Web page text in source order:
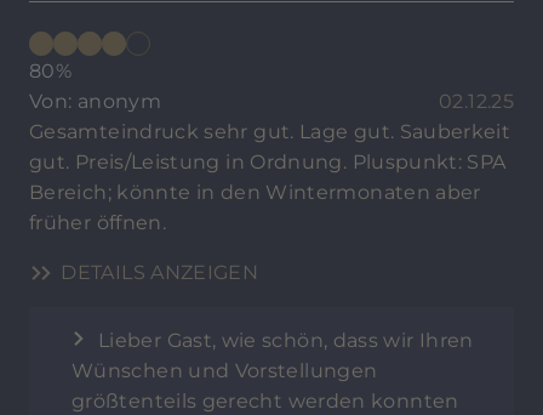
80%
Von: anonym
02.12.25
Gesamteindruck sehr gut. Lage gut. Sauberkeit
gut. Preis/Leistung in Ordnung. Pluspunkt: SPA
Bereich; könnte in den Wintermonaten aber
früher öffnen.
DETAILS ANZEIGEN
Lieber Gast, wie schön, dass wir Ihren
Wünschen und Vorstellungen
größtenteils gerecht werden konnten